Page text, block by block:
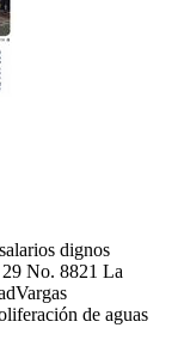
dignos
No. 8821 La
de aguas